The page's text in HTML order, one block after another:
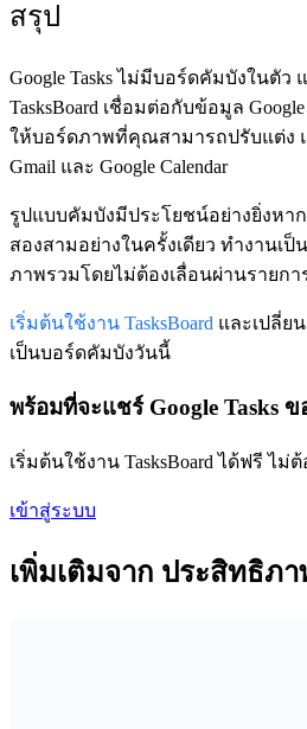
สรุป
Google Tasks ไม่มีบอร์ดคัมบังในตัว
TasksBoard เชื่อมต่อกับข้อมูล
ให้บอร์ดภาพที่คุณสามารถปรับแต่ง
Gmail และ Google Calendar
รูปแบบคัมบังมีประโยชน์อย่างยิ่งหา
สองสามอย่างในครั้งเดียว ทำงานเ
ภาพรวมโดยไม่ต้องเลื่อนผ่านรายกา
เริ่มต้นใช้งาน TasksBoard และเปลี่ย
เป็นบอร์ดคัมบังวันนี้
พร้อมที่จะแชร์ Google Tasks
เริ่มต้นใช้งาน TasksBoard ได้ฟรี ไม่
เข้าสู่ระบบ
เพิ่มเติมจาก ประสิทธิภ